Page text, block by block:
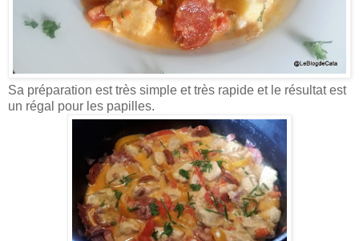
Sa préparation est très simple et très rapide et le résultat est
un régal pour les papilles.